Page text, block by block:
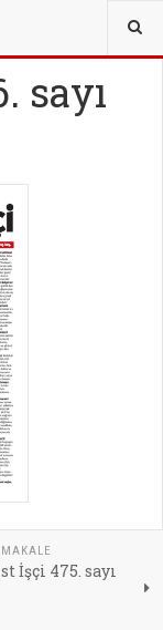
sayı
İşçi 475. sayı